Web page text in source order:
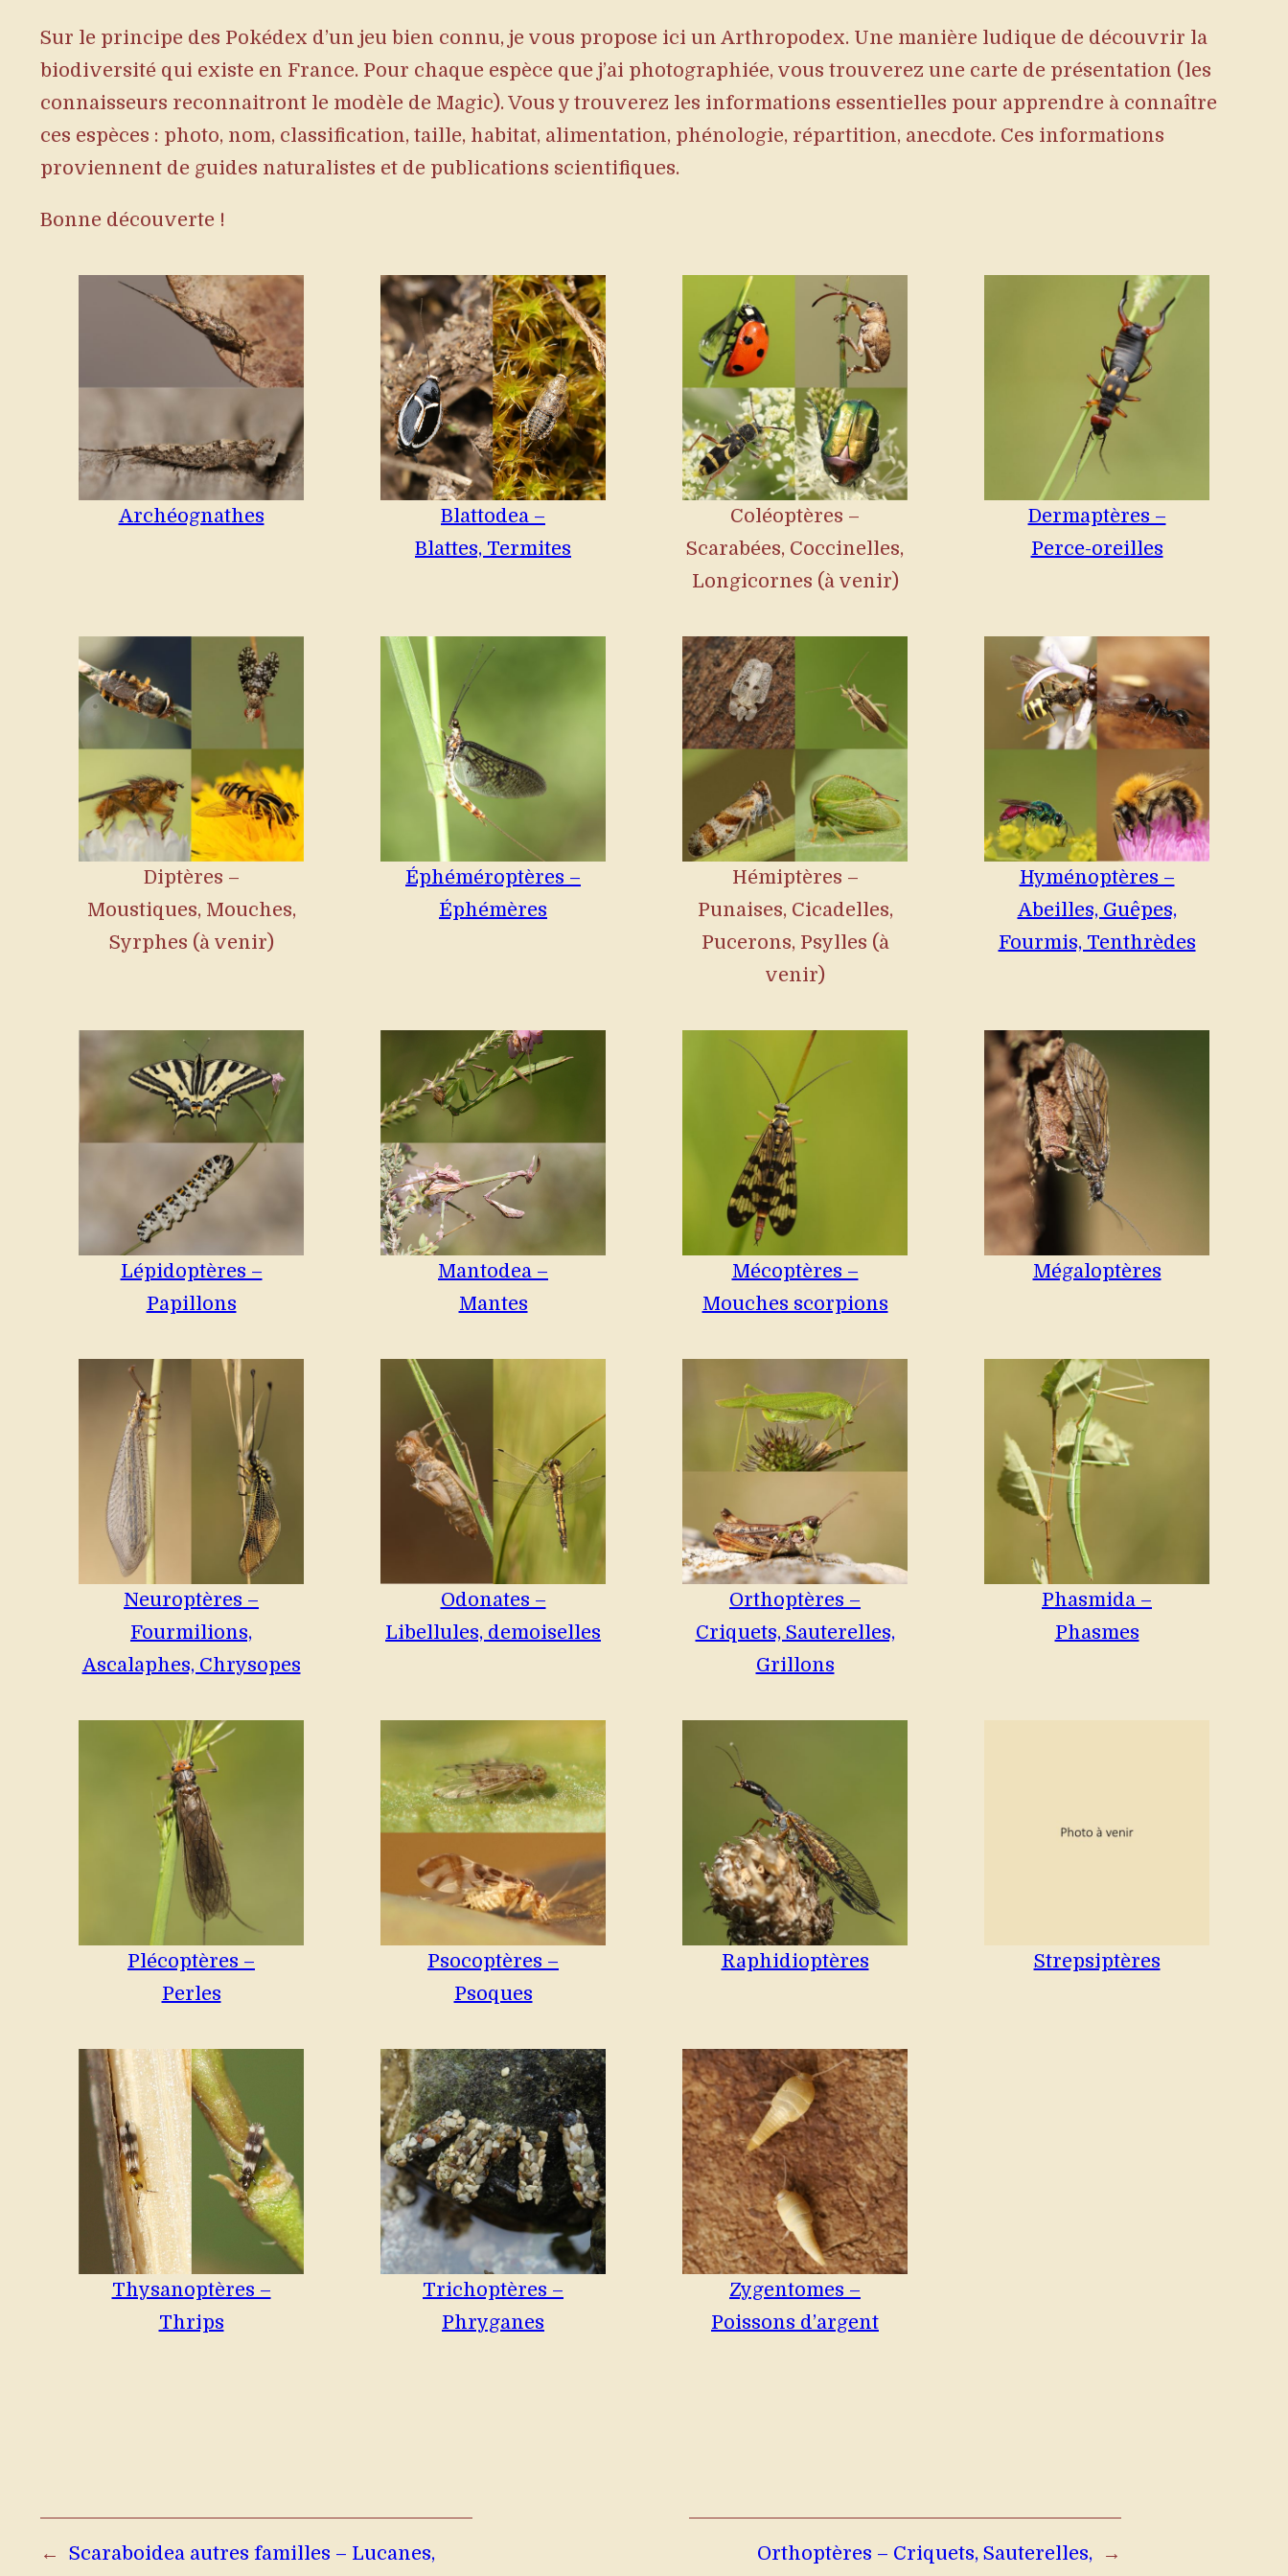
Sur le principe des Pokédex d’un jeu bien connu, je vous propose ici un Arthropodex. Une manière ludique de découvrir la
biodiversité qui existe en France. Pour chaque espèce que j’ai photographiée, vous trouverez une carte de présentation (les
connaisseurs reconnaitront le modèle de Magic). Vous y trouverez les informations essentielles pour apprendre à connaître
ces espèces : photo, nom, classification, taille, habitat, alimentation, phénologie, répartition, anecdote. Ces informations
proviennent de guides naturalistes et de publications scientifiques.
Bonne découverte !
Archéognathes
Blattodea –
Blattes, Termites
Coléoptères –
Scarabées, Coccinelles,
Longicornes (à venir)
Dermaptères –
Perce-oreilles
Diptères –
Moustiques, Mouches,
Syrphes (à venir)
Éphéméroptères –
Éphémères
Hémiptères –
Punaises, Cicadelles,
Pucerons, Psylles (à
venir)
Hyménoptères –
Abeilles, Guêpes,
Fourmis, Tenthrèdes
Lépidoptères –
Papillons
Mantodea –
Mantes
Mécoptères –
Mouches scorpions
Mégaloptères
Neuroptères –
Fourmilions,
Ascalaphes, Chrysopes
Odonates –
Libellules, demoiselles
Orthoptères –
Criquets, Sauterelles,
Grillons
Phasmida –
Phasmes
Plécoptères –
Perles
Psocoptères –
Psoques
Raphidioptères Strepsiptères
Thysanoptères –
Thrips
Trichoptères –
Phryganes
Zygentomes –
Poissons d’argent
←
Scaraboidea autres familles – Lucanes,
→
Orthoptères – Criquets, Sauterelles,